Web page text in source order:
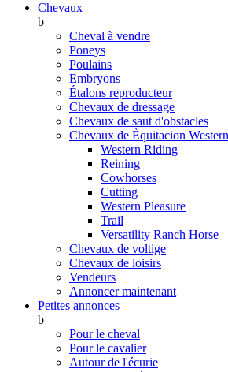
Chevaux
b
Cheval à vendre
Poneys
Poulains
Embryons
Étalons reproducteur
Chevaux de dressage
Chevaux de saut d'obstacles
Chevaux de Èquitacion Western
Western Riding
Reining
Cowhorses
Cutting
Western Pleasure
Trail
Versatility Ranch Horse
Chevaux de voltige
Chevaux de loisirs
Vendeurs
Annoncer maintenant
Petites annonces
b
Pour le cheval
Pour le cavalier
Autour de l'écurie